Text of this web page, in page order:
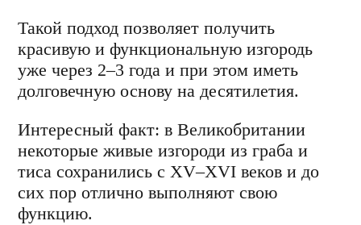
Такой подход позволяет получить
красивую и функциональную изгородь
уже через 2–3 года и при этом иметь
долговечную основу на десятилетия.
Интересный факт: в Великобритании
некоторые живые изгороди из граба и
тиса сохранились с XV–XVI веков и до
сих пор отлично выполняют свою
функцию.